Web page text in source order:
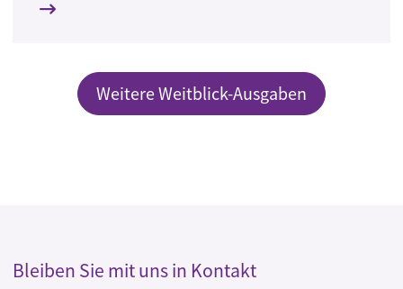
Weitere Weitblick-Ausgaben
Bleiben Sie mit uns in Kontakt